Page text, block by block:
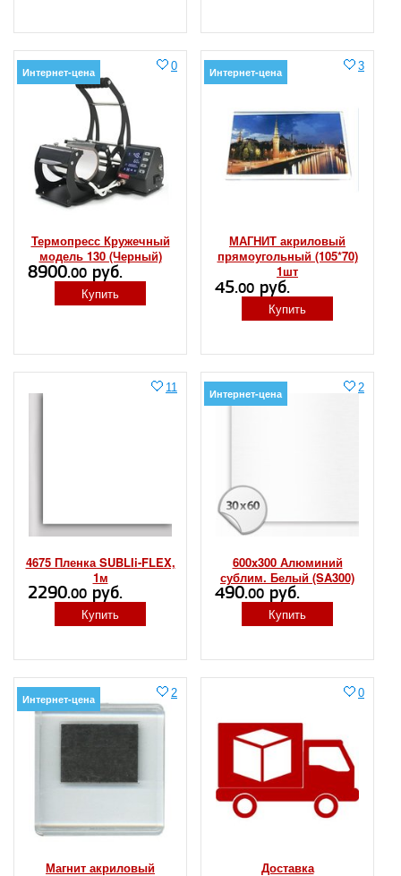
Термопресс Кружечный
модель 130 (Черный)
0
Интернет-цена
8900.00 руб.
Купить
МАГНИТ акриловый
прямоугольный (105*70)
1шт
3
Интернет-цена
45.00 руб.
Купить
4675 Пленка SUBLIi-FLEX,
1м
11
2290.00 руб.
Купить
600x300 Алюминий
сублим. Белый (SA300)
2
Интернет-цена
490.00 руб.
Купить
Магнит акриловый
2
Интернет-цена
Доставка
0